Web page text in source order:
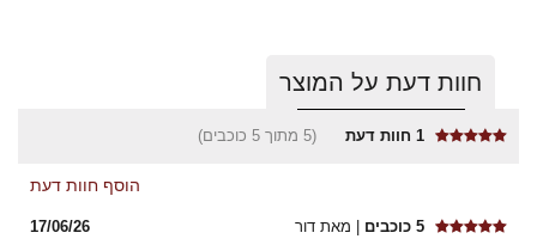
חוות דעת על המוצר
1 חוות דעת (5 מתוך 5 כוכבים)
הוסף חוות דעת
5 כוכבים | מאת דור
17/06/26